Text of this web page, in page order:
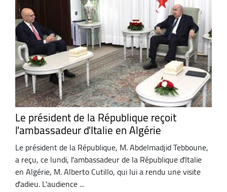
Le président de la République reçoit
l'ambassadeur d'Italie en Algérie
Le président de la République, M. Abdelmadjid Tebboune,
a reçu, ce lundi, l'ambassadeur de la République d'Italie
en Algérie, M. Alberto Cutillo, qui lui a rendu une visite
d'adieu. L'audience ...